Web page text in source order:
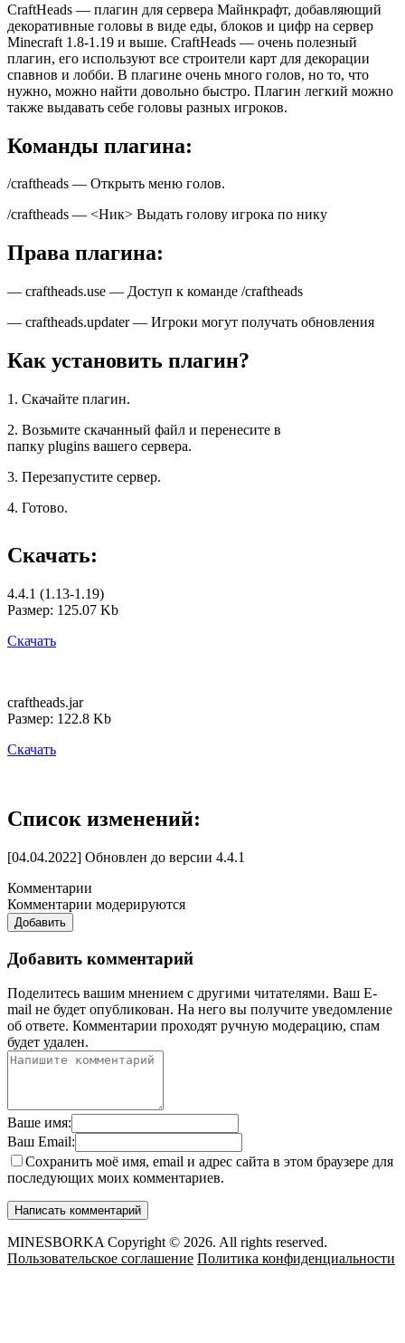
CraftHeads — плагин для сервера Майнкрафт, добавляющий
декоративные головы в виде еды, блоков и цифр на сервер
Minecraft 1.8-1.19 и выше. CraftHeads — очень полезный
плагин, его используют все строители карт для декорации
спавнов и лобби. В плагине очень много голов, но то, что
нужно, можно найти довольно быстро. Плагин легкий можно
также выдавать себе головы разных игроков.
Команды плагина:
/craftheads — Открыть меню голов.
/craftheads — <Ник> Выдать голову игрока по нику
Права плагина:
— craftheads.use — Доступ к команде /craftheads
— craftheads.updater — Игроки могут получать обновления
Как установить плагин?
1. Скачайте плагин.
2. Возьмите скачанный файл и перенесите в
папку plugins вашего сервера.
3. Перезапустите сервер.
4. Готово.
Скачать:
4.4.1 (1.13-1.19)
Размер: 125.07 Kb
Скачать
craftheads.jar
Размер: 122.8 Kb
Скачать
Список изменений:
[04.04.2022] Обновлен до версии 4.4.1
Комментарии
Комментарии модерируются
Добавить
Добавить комментарий
Поделитесь вашим мнением с другими читателями. Ваш E-
mail не будет опубликован. На него вы получите уведомление
об ответе. Комментарии проходят ручную модерацию, спам
будет удален.
Ваше имя:
Ваш Email:
Сохранить моё имя, email и адрес сайта в этом браузере для
последующих моих комментариев.
MINESBORKA Copyright © 2026. All rights reserved.
Пользовательское соглашение Политика конфиденциальности